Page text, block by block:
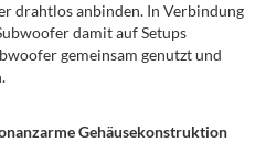
drahtlos anbinden. In Verbindung
damit auf Setups
gemeinsam genutzt und
Gehäusekonstruktion